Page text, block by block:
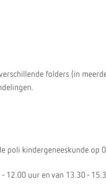
folders (in
poli kindergeneeskunde op
12.00 uur en van 13.30 -